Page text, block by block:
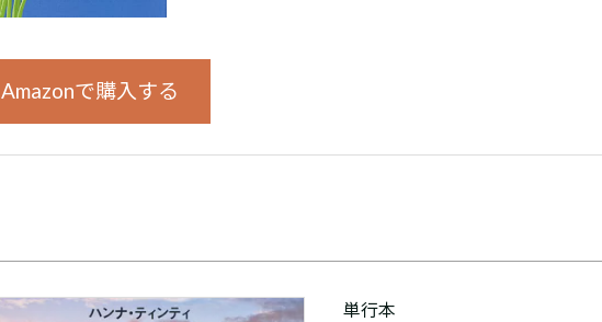
Amazonで購入する
単行本